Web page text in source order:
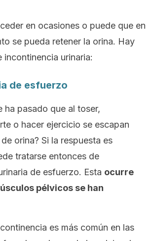
en ocasiones o puede que en
se pueda retener la orina. Hay
urinaria:
de esfuerzo
ha pasado que al toser,
o hacer ejercicio se escapan
orina? Si la respuesta es
tratarse entonces de
de esfuerzo. Esta ocurre
pélvicos se han
es más común en las